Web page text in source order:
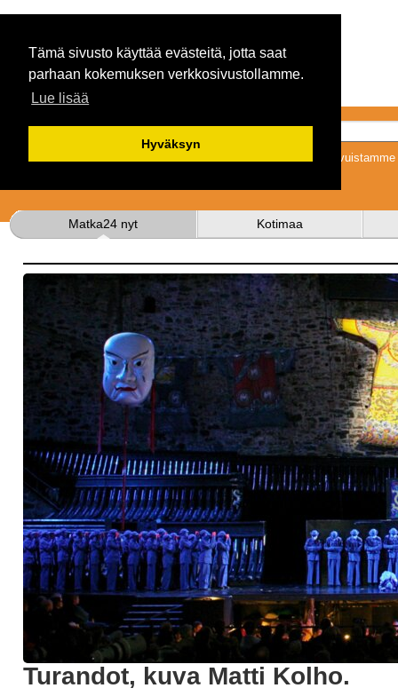
Tämä sivusto käyttää evästeitä, jotta saat
parhaan kokemuksen verkkosivustollamme.
Lue lisää
Hyväksyn
Tykkäämällä
Matka24 nyt Kotimaa
Turandot, kuva Matti Kolho.